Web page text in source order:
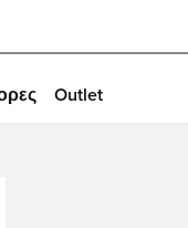
Outlet